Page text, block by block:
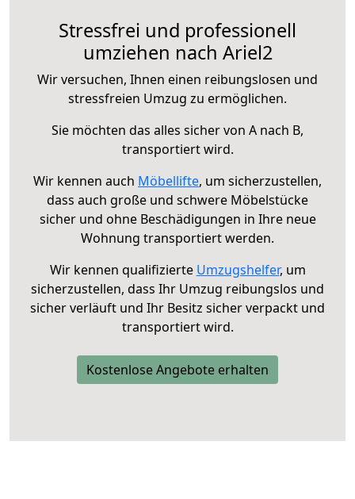
Stressfrei und professionell
umziehen nach Ariel2
Wir versuchen, Ihnen einen reibungslosen und
stressfreien Umzug zu ermöglichen.
Sie möchten das alles sicher von A nach B,
transportiert wird.
Wir kennen auch Möbellifte, um sicherzustellen,
dass auch große und schwere Möbelstücke
sicher und ohne Beschädigungen in Ihre neue
Wohnung transportiert werden.
Wir kennen qualifizierte Umzugshelfer, um
sicherzustellen, dass Ihr Umzug reibungslos und
sicher verläuft und Ihr Besitz sicher verpackt und
transportiert wird.
Kostenlose Angebote erhalten